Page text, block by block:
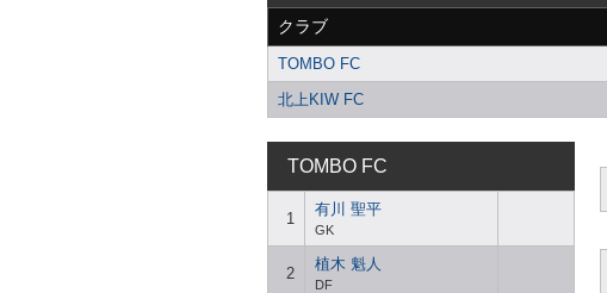
クラブ
TOMBO FC
北上KIW FC
TOMBO FC
1
有川 聖平
GK
2
植木 魁人
DF